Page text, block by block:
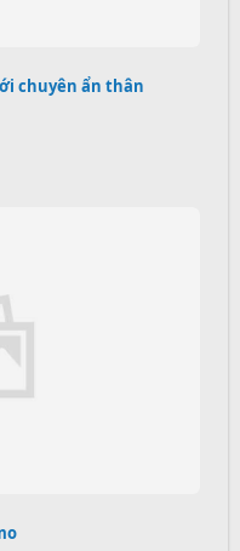
chuyên ẩn thân